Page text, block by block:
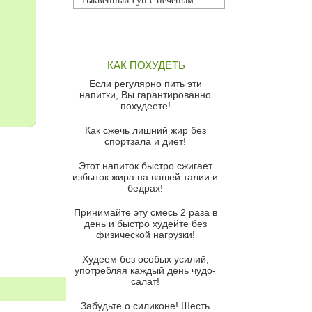
чесноком и томатной сальсой
красного перца
Парижский луковый суп
Суп из спаржи и горошка с
Суп-крем из цветной капусты
Французский луковый суп
Суп из баклажанов с моцареллой
Грибной крем-суп с кростини с
козьим сыром
Суп мисо с зеленым луком и
тофу
из рукколы
КАК ПОХУДЕТЬ
Если регулярно пить эти
напитки, Вы гарантированно
похудеете!
Как сжечь лишний жир без
спортзала и диет!
Этот напиток быстро сжигает
избыток жира на вашей талии и
бедрах!
Принимайте эту смесь 2 раза в
день и быстро худейте без
физической нагрузки!
Худеем без особых усилий,
употребляя каждый день чудо-
салат!
Забудьте о силиконе! Шесть